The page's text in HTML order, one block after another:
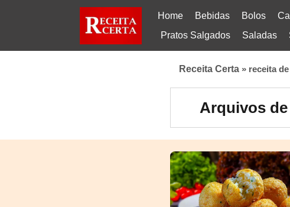
Home Bebidas Bolos
Pratos Salgados
Saladas
Receita Certa » receita
Arquivos